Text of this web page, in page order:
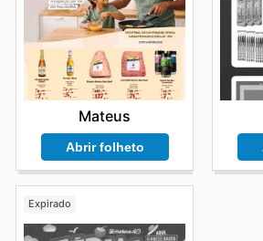
Mateus
Abrir folheto
Expirado